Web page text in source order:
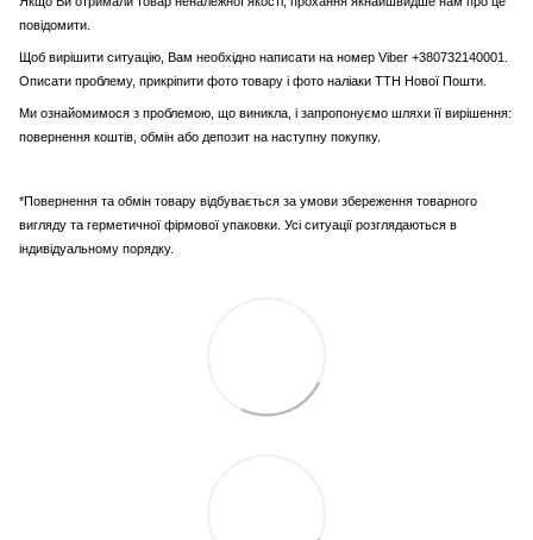
повідомити.
Щоб вирішити ситуацію, Вам необхідно написати на номер Viber +380732140001.
Описати проблему, прикріпити фото товару і фото наліаки ТТН Нової Пошти.
Ми ознайомимося з проблемою, що виникла, і запропонуємо шляхи її вирішення:
повернення коштів, обмін або депозит на наступну покупку.
*Повернення та обмін товару відбувається за умови збереження товарного
вигляду та герметичної фірмової упаковки. Усі ситуації розглядаються в
індивідуальному порядку.